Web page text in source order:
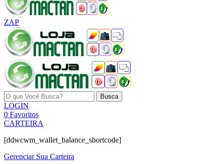
ZAP
Busca
LOGIN
0 Favoritos
CARTEIRA
[ddwcwm_wallet_balance_shortcode]
Gerenciar Sua Carteira